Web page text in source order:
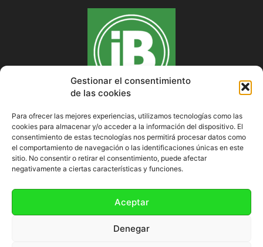
Gestionar el consentimiento
de las cookies
Para ofrecer las mejores experiencias, utilizamos tecnologías como las
cookies para almacenar y/o acceder a la información del dispositivo. El
consentimiento de estas tecnologías nos permitirá procesar datos como
el comportamiento de navegación o las identificaciones únicas en este
sitio. No consentir o retirar el consentimiento, puede afectar
negativamente a ciertas características y funciones.
Aceptar
Denegar
SOBRE NOSOTROS